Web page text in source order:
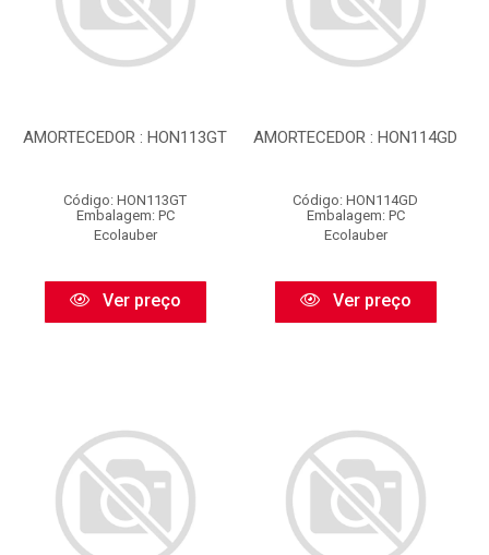
AMORTECEDOR : HON113GT
Código: HON113GT
Embalagem: PC
Ecolauber
Ver preço
AMORTECEDOR : HON114GD
Código: HON114GD
Embalagem: PC
Ecolauber
Ver preço